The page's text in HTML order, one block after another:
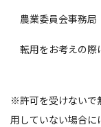
農業委員会事務局
転用をお考えの際
※許可を受けないで
用していない場合に